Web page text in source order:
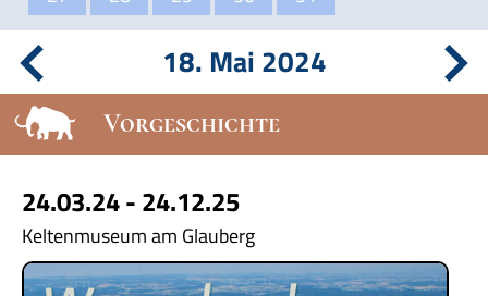
18. Mai 2024
Vorgeschichte
24.03.24 - 24.12.25
Keltenmuseum am Glauberg